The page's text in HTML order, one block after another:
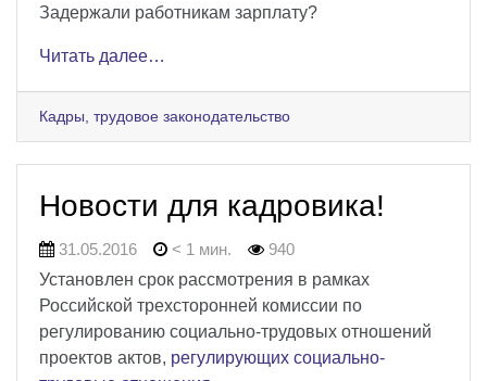
Задержали работникам зарплату?
Читать далее…
Кадры, трудовое законодательство
Новости для кадровика!
31.05.2016 < 1 мин.
940
Установлен срок рассмотрения в рамках
Российской трехсторонней комиссии по
регулированию социально-трудовых отношений
проектов актов, регулирующих социально-